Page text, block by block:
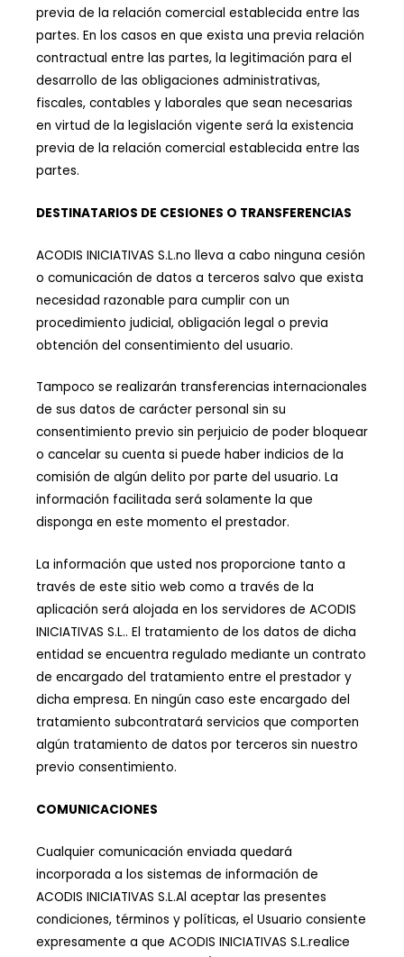
previa de la relación comercial establecida entre las
partes. En los casos en que exista una previa relación
contractual entre las partes, la legitimación para el
desarrollo de las obligaciones administrativas,
fiscales, contables y laborales que sean necesarias
en virtud de la legislación vigente será la existencia
previa de la relación comercial establecida entre las
partes.
DESTINATARIOS DE CESIONES O TRANSFERENCIAS
ACODIS INICIATIVAS S.L.no lleva a cabo ninguna cesión
o comunicación de datos a terceros salvo que exista
necesidad razonable para cumplir con un
procedimiento judicial, obligación legal o previa
obtención del consentimiento del usuario.
Tampoco se realizarán transferencias internacionales
de sus datos de carácter personal sin su
consentimiento previo sin perjuicio de poder bloquear
o cancelar su cuenta si puede haber indicios de la
comisión de algún delito por parte del usuario. La
información facilitada será solamente la que
disponga en este momento el prestador.
La información que usted nos proporcione tanto a
través de este sitio web como a través de la
aplicación será alojada en los servidores de ACODIS
INICIATIVAS S.L.. El tratamiento de los datos de dicha
entidad se encuentra regulado mediante un contrato
de encargado del tratamiento entre el prestador y
dicha empresa. En ningún caso este encargado del
tratamiento subcontratará servicios que comporten
algún tratamiento de datos por terceros sin nuestro
previo consentimiento.
COMUNICACIONES
Cualquier comunicación enviada quedará
incorporada a los sistemas de información de
ACODIS INICIATIVAS S.L.Al aceptar las presentes
condiciones, términos y políticas, el Usuario consiente
expresamente a que ACODIS INICIATIVAS S.L.realice